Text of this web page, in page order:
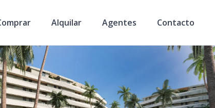
Alquilar Agentes Contacto